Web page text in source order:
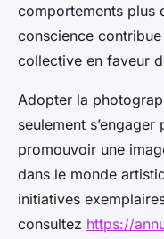
comportements plus
conscience
collective en faveur
Adopter la
seulement
promouvoir une
dans le monde
initiatives
consultez https://